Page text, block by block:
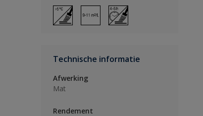
Technische informatie
Afwerking
Mat
Rendement